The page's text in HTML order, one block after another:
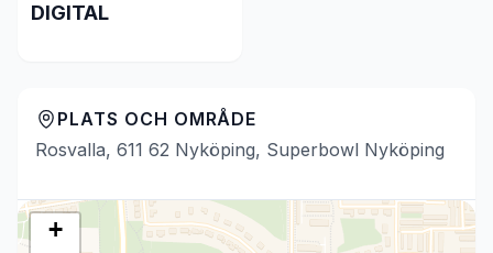
DIGITAL
PLATS OCH OMRÅDE
Rosvalla, 611 62 Nyköping, Superbowl Nyköping
+